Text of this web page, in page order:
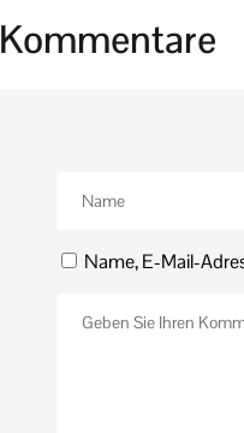
Kommentare
Name, E-Mail-